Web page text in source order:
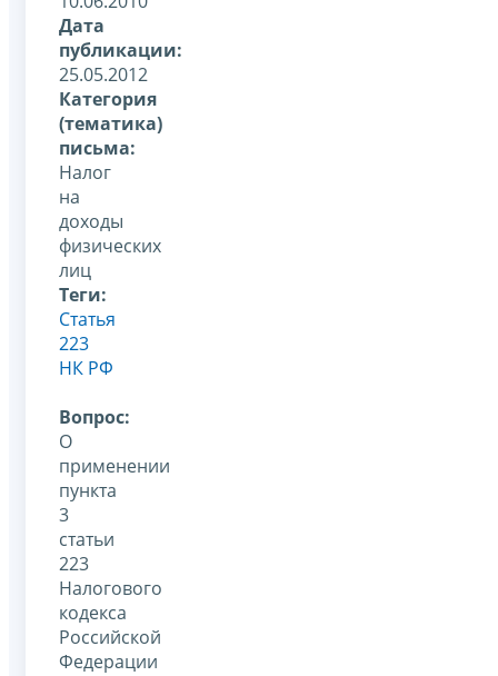
Дата
публикации:
25.05.2012
Категория
(тематика)
письма:
Налог
на
доходы
физических
лиц
Теги:
Статья
223
НК РФ
Вопрос:
О
применении
пункта
3
статьи
223
Налогового
кодекса
Российской
Федерации